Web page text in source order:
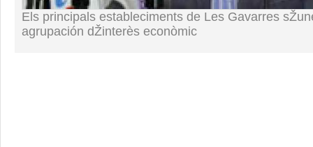
Els principals estableciments de Les Gavarres
agrupación dŽinterès econòmic